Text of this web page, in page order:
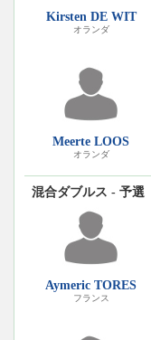
Kirsten DE WIT
オランダ
Meerte LOOS
オランダ
混合ダブルス - 予選
Aymeric TORES
フランス